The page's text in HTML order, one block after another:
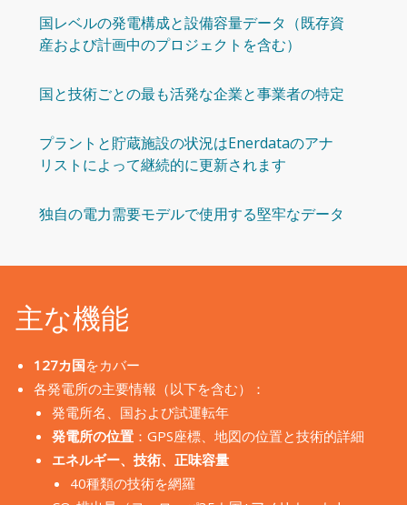
国レベルの発電構成と設備容量データ（既存資
産および計画中のプロジェクトを含む）
国と技術ごとの最も活発な企業と事業者の特定
プラントと貯蔵施設の状況はEnerdataのアナ
リストによって継続的に更新されます
独自の電力需要モデルで使用する堅牢なデータ
主な機能
127カ国をカバー
各発電所の主要情報（以下を含む）：
発電所名、国および試運転年
発電所の位置 ：GPS座標、地図の位置と技術的詳細
エネルギー、技術、正味容量
40種類の技術を網羅